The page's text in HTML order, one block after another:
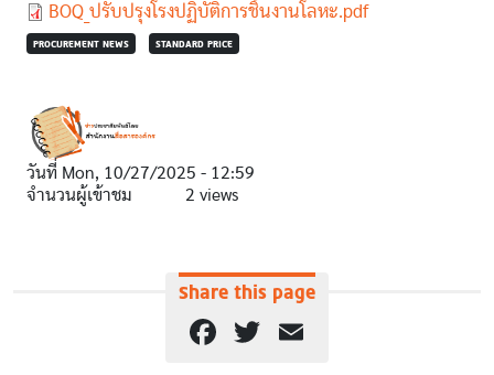
Document
BOQ_ปรับปรุงโรงปฏิบัติการชิ้นงานโลหะ.pdf
PROCUREMENT NEWS STANDARD PRICE
วันที่ Mon, 10/27/2025 - 12:59
จำนวนผู้เข้าชม
2 views
Share this page
Facebook
Twitter